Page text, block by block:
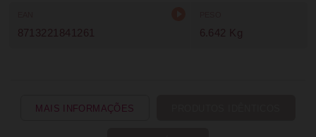
8713221841261 6.642 Kg
MAIS INFORMAÇÕES